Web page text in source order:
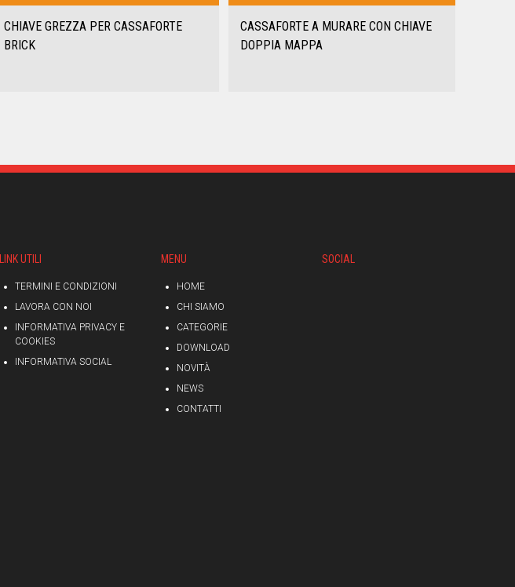
CHIAVE GREZZA PER CASSAFORTE
BRICK
CASSAFORTE A MURARE CON CHIAVE
DOPPIA MAPPA
LINK UTILI
TERMINI E CONDIZIONI
LAVORA CON NOI
INFORMATIVA PRIVACY E
COOKIES
INFORMATIVA SOCIAL
MENU
HOME
CHI SIAMO
CATEGORIE
DOWNLOAD
NOVITÀ
NEWS
CONTATTI
SOCIAL